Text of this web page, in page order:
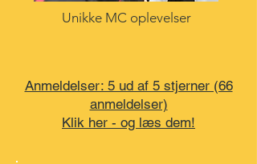
Unikke MC oplevelser
Anmeldelser: 5 ud af 5 stjerner (66
anmeldelser)
Klik her - og læs dem!